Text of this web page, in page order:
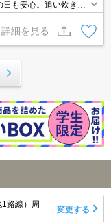
も安心。追い炊き機
詳細を見る
路線）周
変更する